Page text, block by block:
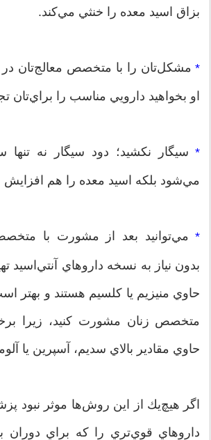
بزاق اسيد معده را خنثي مي‌كند.
*مشكل‌تان را با متخصص معالج‌تان در
او بخواهيد دارويي مناسب را براي‌تان
*سيگار نكشيد؛ دود سيگار نه
مي‌شود بلكه اسيد معده را هم
*مي‌توانيد بعد از مشورت با
بدون نياز به نسخه داروهاي آنتي‌اسيد
حاوي منيزيم يا كلسيم هستند و بهتر
متخصص زنان مشورت كنيد، زيرا
حاوي مقادير بالاي سديم، آسپرين يا
اگر هيچ‌يك از اين روش‌ها موثر نبود
داروهاي قوي‌تري را كه براي دوران